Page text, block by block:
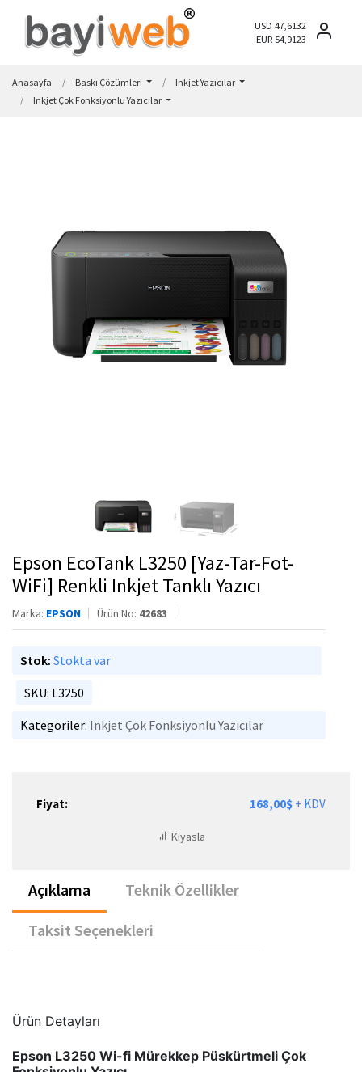
USD 47,6132
EUR 54,9123
Anasayfa Baskı Çözümleri
Inkjet Yazıcılar
Inkjet Çok Fonksiyonlu Yazıcılar
Epson EcoTank L3250 [Yaz-Tar-Fot-
WiFi] Renkli Inkjet Tanklı Yazıcı
Marka: EPSON Ürün No: 42683
Stok: Stokta var
SKU: L3250
Kategoriler: Inkjet Çok Fonksiyonlu Yazıcılar
Fiyat: 168,00$ + KDV
Kıyasla
Açıklama
Teknik Özellikler
Taksit Seçenekleri